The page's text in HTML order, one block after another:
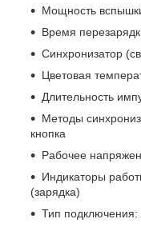
Мощность
Время
Синхронизатор
Цветовая
Длительность
Методы
кнопка
Рабочее
Индикаторы
(зарядка)
Тип подключения: